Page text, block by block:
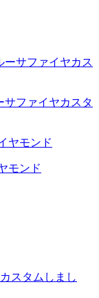
サファイヤカスタ
モンド
スタムしまし